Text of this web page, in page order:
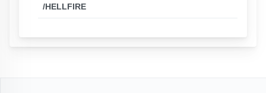
/HELLFIRE